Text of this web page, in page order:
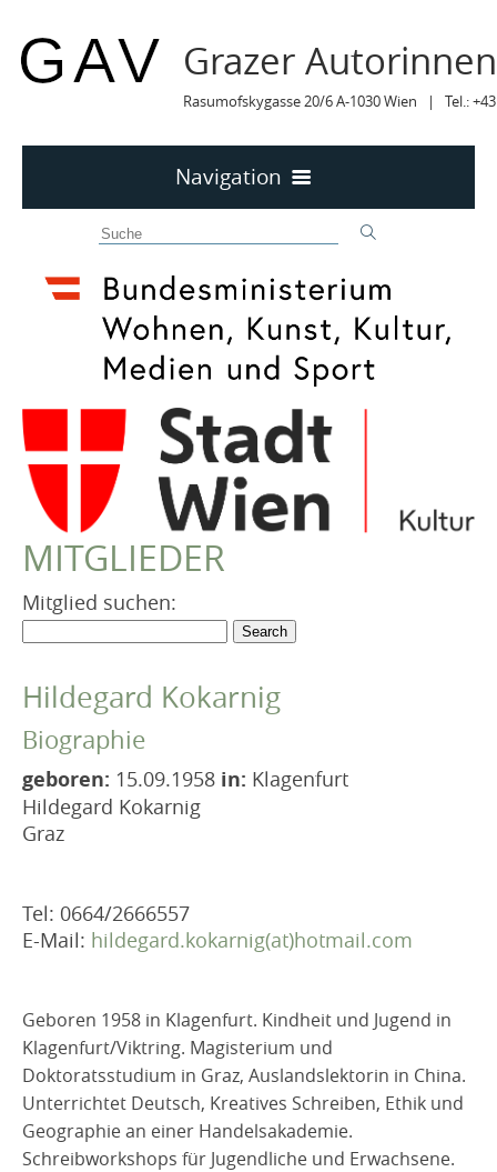
Grazer
Rasumofskygasse 20/6 A-1030 Wien | Tel.:
Navigation
MITTEILUNGEN
MITTEILUNGEN Archiv
TERMINE
TERMINE sortiert
LYRIK IM MÄRZ
MITGLIEDER
VEREIN
Robert Musil Gedenkraum
TERMINARCHIV
TEXTE
MITGLIEDER
Mitglied suchen:
Hildegard Kokarnig
Biographie
geboren: 15.09.1958 in: Klagenfurt
Hildegard Kokarnig
Graz
Tel: 0664/2666557
E-Mail: hildegard.kokarnig(at)hotmail.com
Geboren 1958 in Klagenfurt. Kindheit und Jugend in
Klagenfurt/Viktring. Magisterium und
Doktoratsstudium in Graz, Auslandslektorin in China.
Unterrichtet Deutsch, Kreatives Schreiben, Ethik und
Geographie an einer Handelsakademie.
Schreibworkshops für Jugendliche und Erwachsene.